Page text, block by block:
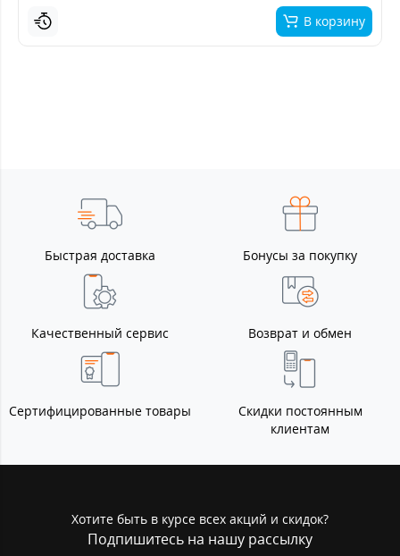
В корзину
Быстрая доставка Бонусы за покупку
Качественный сервис Возврат и обмен
Сертифицированные товары
Скидки постоянным
клиентам
Хотите быть в курсе всех акций и скидок?
Подпишитесь на нашу рассылку